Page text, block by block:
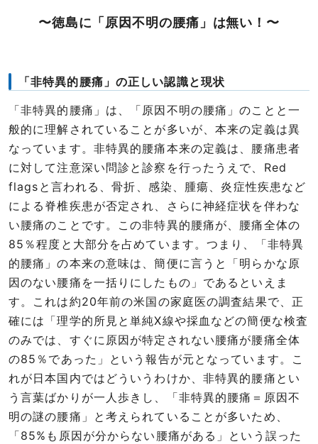
〜徳島に「原因不明の腰痛」は無い！〜
「非特異的腰痛」の正しい認識と現状
「非特異的腰痛」は、「原因不明の腰痛」のことと一
般的に理解されていることが多いが、本来の定義は異
なっています。非特異的腰痛本来の定義は、腰痛患者
に対して注意深い問診と診察を行ったうえで、Red
flagsと言われる、骨折、感染、腫瘍、炎症性疾患など
による脊椎疾患が否定され、さらに神経症状を伴わな
い腰痛のことです。この非特異的腰痛が、腰痛全体の
85％程度と大部分を占めています。つまり、「非特異
的腰痛」の本来の意味は、簡便に言うと「明らかな原
因のない腰痛を一括りにしたもの」であるといえま
す。これは約20年前の米国の家庭医の調査結果で、正
確には「理学的所見と単純X線や採血などの簡便な検査
のみでは、すぐに原因が特定されない腰痛が腰痛全体
の85％であった」という報告が元となっています。こ
れが日本国内ではどういうわけか、非特異的腰痛とい
う言葉ばかりが一人歩きし、「非特異的腰痛＝原因不
明の謎の腰痛」と考えられていることが多いため、
「85%も原因が分からない腰痛がある」という誤った